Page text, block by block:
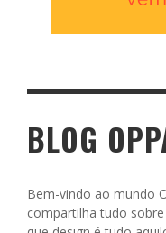
BLOG
Bem-vindo ao mundo
compartilha tudo